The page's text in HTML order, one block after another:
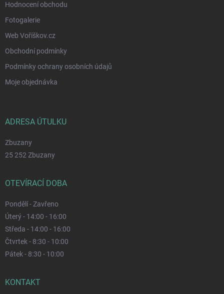
Hodnocení obchodu
Fotogalerie
Web Voříškov.cz
Obchodní podmínky
Podmínky ochrany osobních údajů
Moje objednávka
ADRESA ÚTULKU
Zbuzany
25 252 Zbuzany
OTEVÍRACÍ DOBA
Pondělí - Zavřeno
Úterý - 14:00 - 16:00
Středa - 14:00 - 16:00
Čtvrtek - 8:30 - 10:00
Pátek - 8:30 - 10:00
KONTAKT